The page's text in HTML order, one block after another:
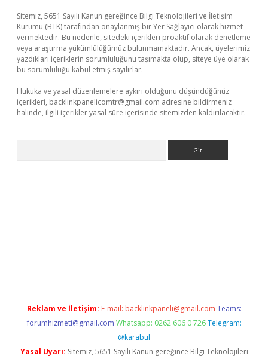
Sitemiz, 5651 Sayılı Kanun gereğince Bilgi Teknolojileri ve İletişim
Kurumu (BTK) tarafından onaylanmış bir Yer Sağlayıcı olarak hizmet
vermektedir. Bu nedenle, sitedeki içerikleri proaktif olarak denetleme
veya araştırma yükümlülüğümüz bulunmamaktadır. Ancak, üyelerimiz
yazdıkları içeriklerin sorumluluğunu taşımakta olup, siteye üye olarak
bu sorumluluğu kabul etmiş sayılırlar.
Hukuka ve yasal düzenlemelere aykırı olduğunu düşündüğünüz
içerikleri, backlinkpanelicomtr@gmail.com adresine bildirmeniz
halinde, ilgili içerikler yasal süre içerisinde sitemizden kaldırılacaktır.
Reklam ve İletişim: E-mail: backlinkpaneli@gmail.com Teams:
forumhizmeti@gmail.com Whatsapp: 0262 606 0 726 Telegram:
@karabul
Yasal Uyarı: Sitemiz, 5651 Sayılı Kanun gereğince Bilgi Teknolojileri